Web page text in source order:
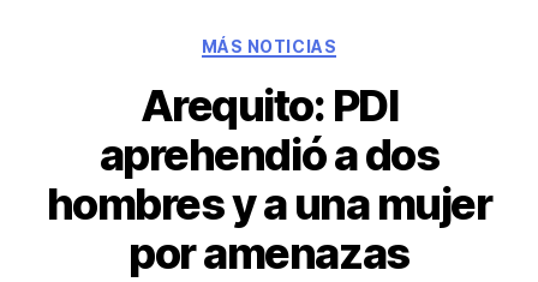
MÁS NOTICIAS
Arequito: PDI
aprehendió a dos
hombres y a una mujer
por amenazas